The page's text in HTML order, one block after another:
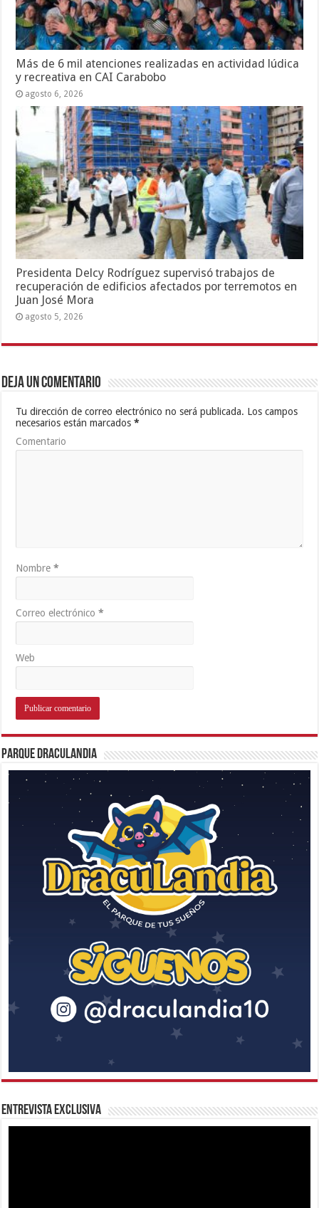
Más de 6 mil atenciones realizadas en actividad lúdica
y recreativa en CAI Carabobo
agosto 6, 2026
Presidenta Delcy Rodríguez supervisó trabajos de
recuperación de edificios afectados por terremotos en
Juan José Mora
agosto 5, 2026
Deja un comentario
Tu dirección de correo electrónico no será publicada. Los campos
necesarios están marcados*
Comentario
Nombre*
Correo electrónico*
Web
Parque Draculandia
Entrevista Exclusiva